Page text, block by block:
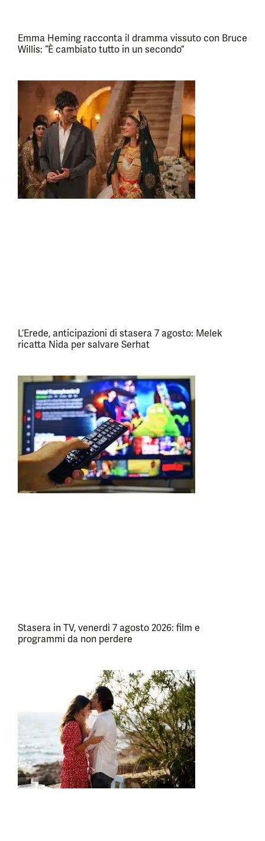
Emma Heming racconta il dramma vissuto con Bruce
Willis: “È cambiato tutto in un secondo”
L’Erede, anticipazioni di stasera 7 agosto: Melek
ricatta Nida per salvare Serhat
Stasera in TV, venerdì 7 agosto 2026: film e
programmi da non perdere